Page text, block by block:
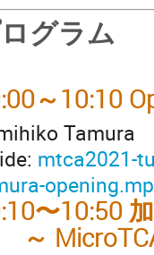
グラム
～10:10
Tamura
mtca2021-
〜10:50
～